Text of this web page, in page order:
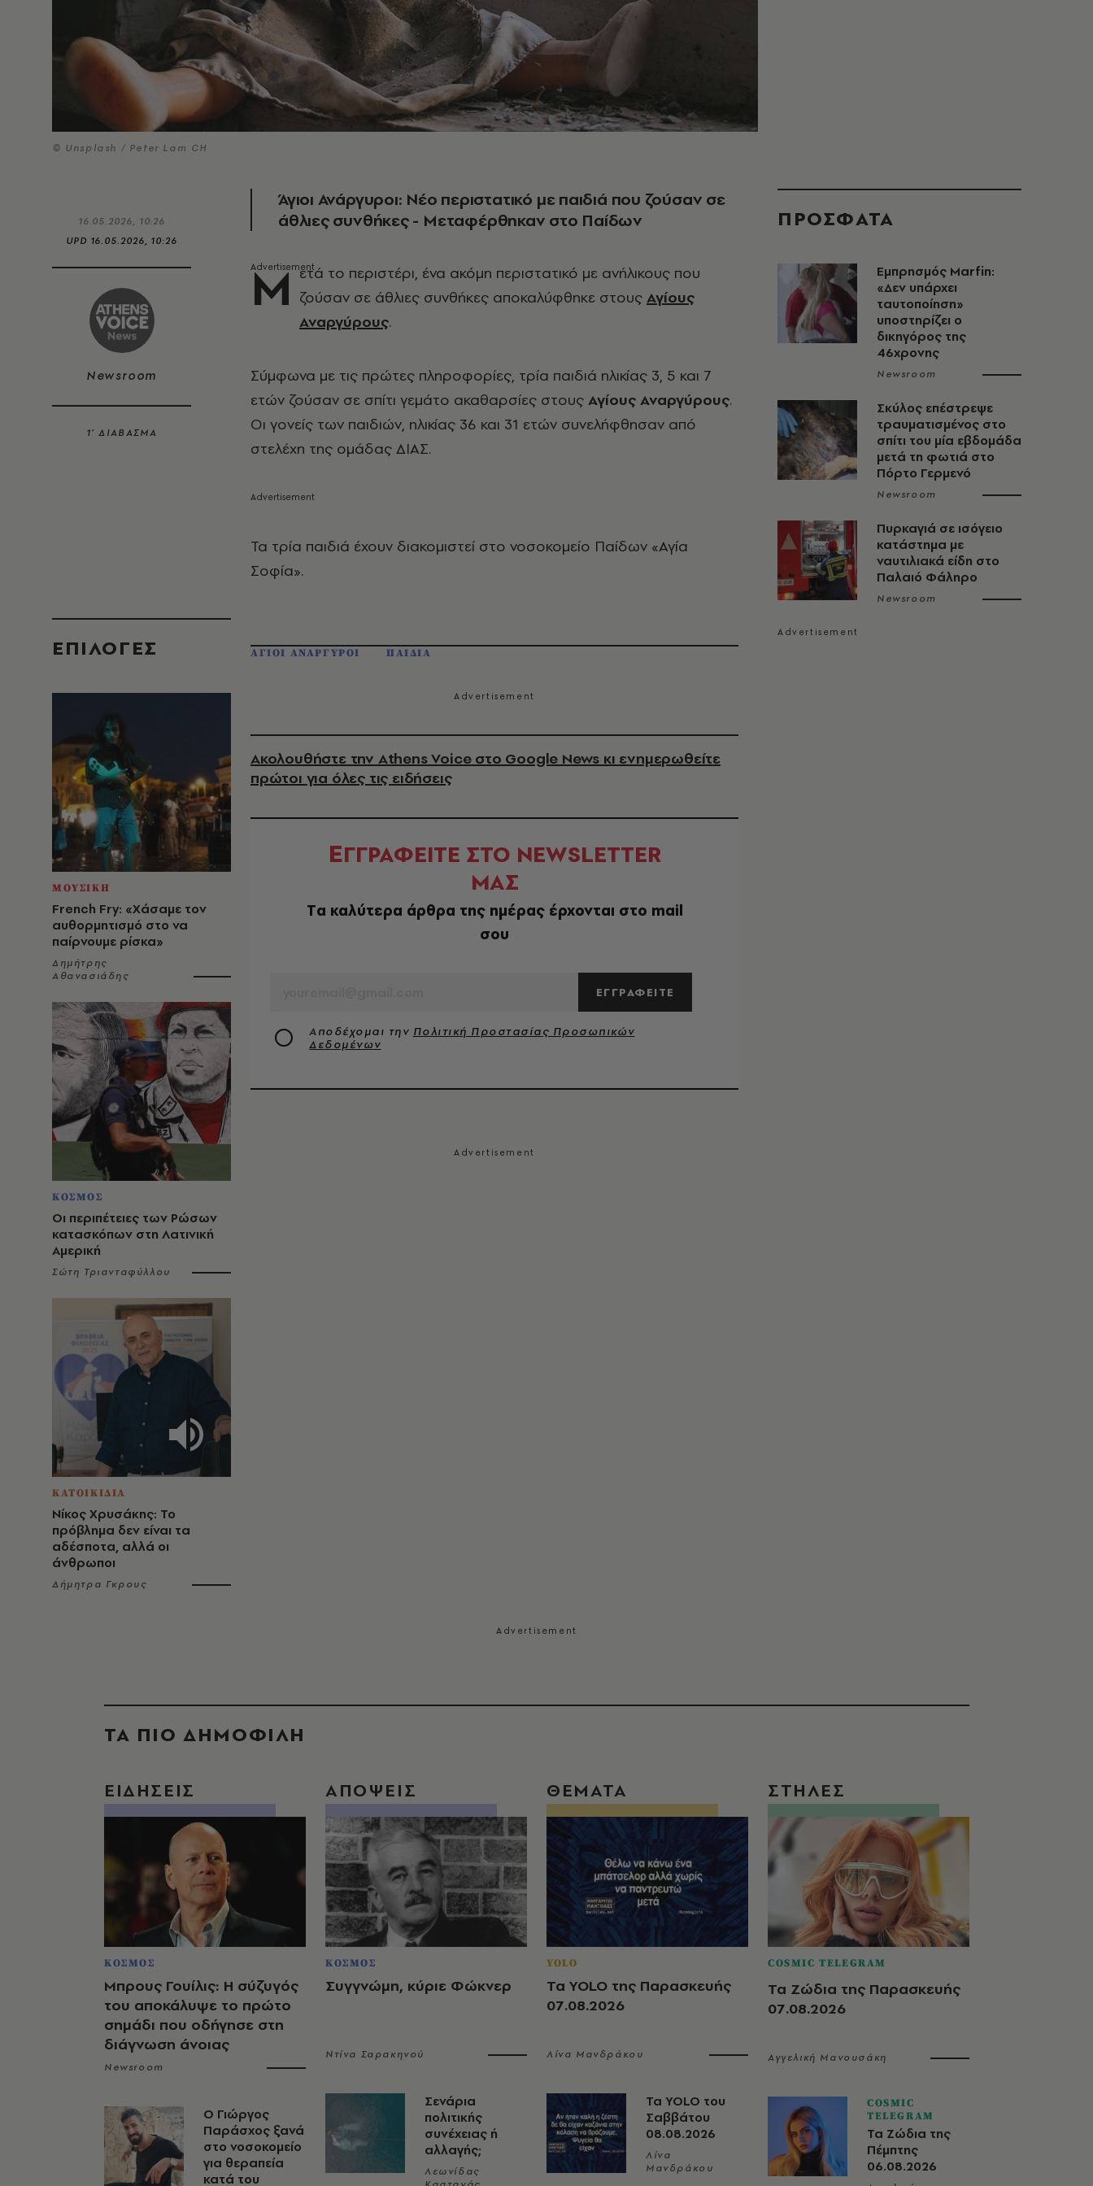
© Unsplash / Peter Lam CH
16.05.2026, 10:26
UPD 16.05.2026, 10:26
Newsroom
1’ ΔΙΑΒΑΣΜΑ
EΠΙΛΟΓΈΣ
ΜΟΥΣΙΚΗ
French Fry: «Χάσαμε τον
αυθορμητισμό στο να
παίρνουμε ρίσκα»
Δημήτρης
Αθανασιάδης
ΚΟΣΜΟΣ
Οι περιπέτειες των Ρώσων
κατασκόπων στη Λατινική
Αμερική
Σώτη Τριανταφύλλου
ΚΑΤΟΙΚΙΔΙΑ
Νίκος Χρυσάκης: Το
πρόβλημα δεν είναι τα
αδέσποτα, αλλά οι
άνθρωποι
Δήμητρα Γκρους
Άγιοι Ανάργυροι: Νέο περιστατικό με παιδιά που ζούσαν σε
άθλιες συνθήκες - Μεταφέρθηκαν στο Παίδων
Μ ετά το περιστέρι, ένα ακόμη περιστατικό με ανήλικους που
ζούσαν σε άθλιες συνθήκες αποκαλύφθηκε στους Αγίους
Αναργύρους.
Σύμφωνα με τις πρώτες πληροφορίες, τρία παιδιά ηλικίας 3, 5 και 7
ετών ζούσαν σε σπίτι γεμάτο ακαθαρσίες στους Αγίους Αναργύρους.
Οι γονείς των παιδιών, ηλικίας 36 και 31 ετών συνελήφθησαν από
στελέχη της ομάδας ΔΙΑΣ.
Τα τρία παιδιά έχουν διακομιστεί στο νοσοκομείο Παίδων «Αγία
Σοφία».
ΑΓΙΟΙ ΑΝΑΡΓΥΡΟΙ ΠΑΙΔΙΑ
Ακολουθήστε την Athens Voice στο Google News κι ενημερωθείτε
πρώτοι για όλες τις ειδήσεις
ΕΓΓΡΑΦΕΙΤΕ ΣΤΟ NEWSLETTER
ΜΑΣ
Tα καλύτερα άρθρα της ημέρας έρχονται στο mail
σου
ΕΓΓΡΑΦΕΙΤΕ
Αποδέχομαι την Πολιτική Προστασίας Προσωπικών
Δεδομένων
ΠΡΟΣΦΑΤΑ
Εμπρησμός Marfin:
«Δεν υπάρχει
ταυτοποίηση»
υποστηρίζει ο
δικηγόρος της
46χρονης
Newsroom
Σκύλος επέστρεψε
τραυματισμένος στο
σπίτι του μία εβδομάδα
μετά τη φωτιά στο
Πόρτο Γερμενό
Newsroom
Πυρκαγιά σε ισόγειο
κατάστημα με
ναυτιλιακά είδη στο
Παλαιό Φάληρο
Newsroom
ΤΑ ΠΙΟ ΔΗΜΟΦΙΛΗ
ΕΙΔΗΣΕΙΣ
ΚΟΣΜΟΣ
Μπρους Γουίλις: Η σύζυγός
του αποκάλυψε το πρώτο
σημάδι που οδήγησε στη
διάγνωση άνοιας
Newsroom
O Γιώργος
Παράσχος ξανά
στο νοσοκομείο
για θεραπεία
κατά του
ΑΠΟΨΕΙΣ
ΚΟΣΜΟΣ
Συγγνώμη, κύριε Φώκνερ
Ντίνα Σαρακηνού
Σενάρια
πολιτικής
συνέχειας ή
αλλαγής;
Λεωνίδας
ΘΕΜΑΤΑ
YOLO
Τα YOLO της Παρασκευής
07.08.2026
Λίνα Μανδράκου
Τα YOLO του
Σαββάτου
08.08.2026
Λίνα
Μανδράκου
ΣΤΗΛΕΣ
COSMIC TELEGRAM
Τα Ζώδια της Παρασκευής
07.08.2026
Αγγελική Μανουσάκη
COSMIC
TELEGRAM
Τα Ζώδια της
Πέμπτης
06.08.2026